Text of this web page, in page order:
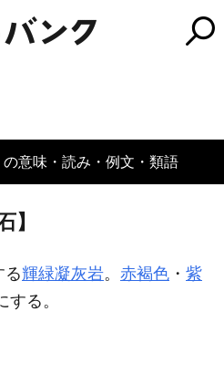
の意味・読み・例文・類語
】
る輝緑凝灰岩。 赤褐色 ・ 紫
する。